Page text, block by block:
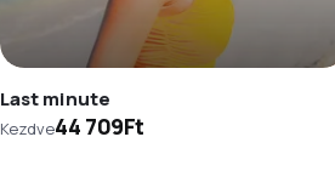
Last minute
Kezdve44 709Ft